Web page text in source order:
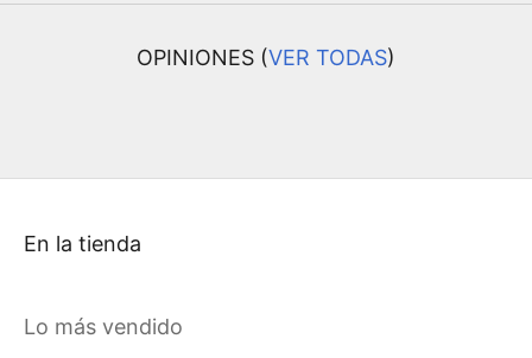
OPINIONES (VER TODAS)
En la tienda
Lo más vendido